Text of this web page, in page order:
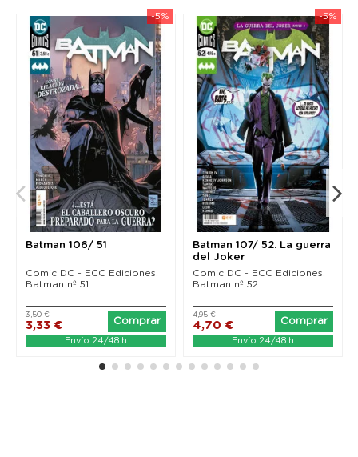
-5%
Batman 106/ 51
Comic DC - ECC Ediciones.
Batman nº 51
3,33 €
3,50 €
Comprar
Envío 24/48 h
-5%
Batman 107/ 52. La guerra
del Joker
Comic DC - ECC Ediciones.
Batman nº 52
4,70 €
4,95 €
Comprar
Envío 24/48 h